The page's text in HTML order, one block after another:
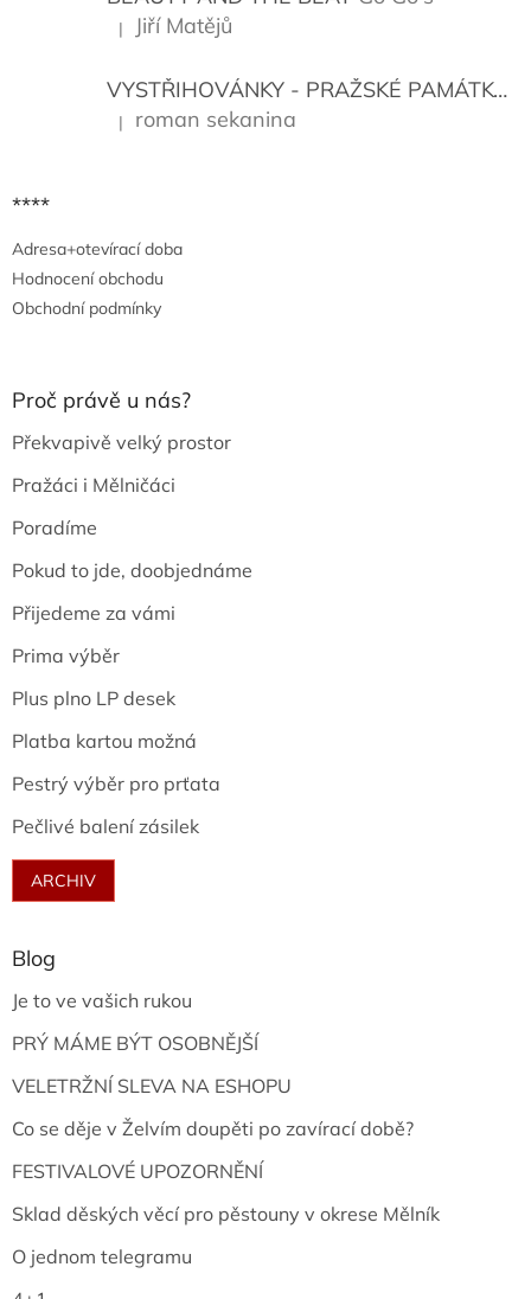
Hodnocení produktu je 5 z 5 hvězdiček.
| Jiří Matějů
VYSTŘIHOVÁNKY - PRAŽSKÉ PAMÁTKY
Hodnocení produktu je 5 z 5 hvězdiček.
| roman sekanina
****
Adresa+otevírací doba
Hodnocení obchodu
Obchodní podmínky
Proč právě u nás?
Překvapivě velký prostor
Pražáci i Mělničáci
Poradíme
Pokud to jde, doobjednáme
Přijedeme za vámi
Prima výběr
Plus plno LP desek
Platba kartou možná
Pestrý výběr pro prťata
Pečlivé balení zásilek
ARCHIV
Blog
Je to ve vašich rukou
PRÝ MÁME BÝT OSOBNĚJŠÍ
VELETRŽNÍ SLEVA NA ESHOPU
Co se děje v Želvím doupěti po zavírací době?
FESTIVALOVÉ UPOZORNĚNÍ
Sklad děských věcí pro pěstouny v okrese Mělník
O jednom telegramu